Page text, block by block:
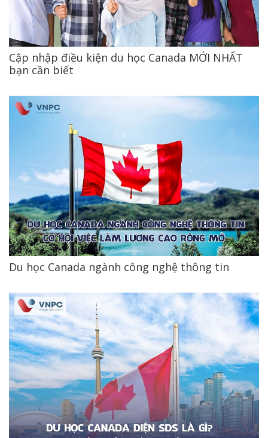
Cập nhập điều kiện du học Canada MỚI NHẤT
bạn cần biết
Du học Canada ngành công nghệ thông tin